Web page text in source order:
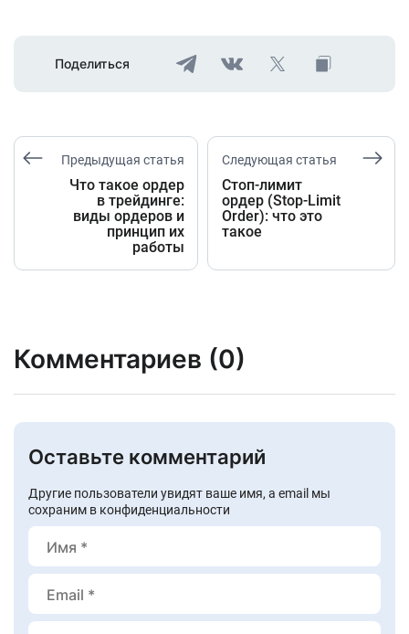
Поделиться
Предыдущая статья
Что такое ордер
в трейдинге:
виды ордеров и
принцип их
работы
Следующая статья
Стоп-лимит
ордер (Stop-Limit
Order): что это
такое
Комментариев (0)
Оставьте комментарий
Другие пользователи увидят ваше имя, а email мы
сохраним в конфиденциальности